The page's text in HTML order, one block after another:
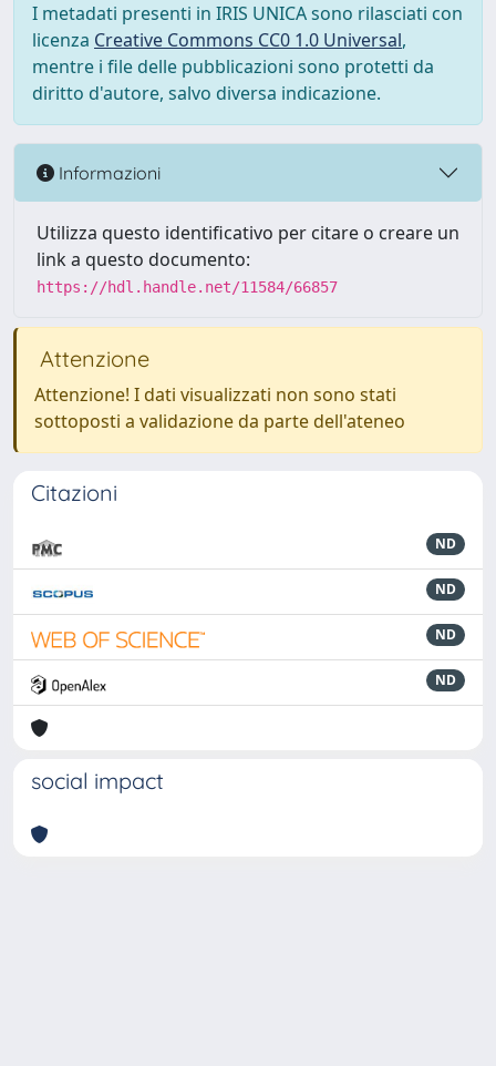
I metadati presenti in IRIS UNICA sono rilasciati con
licenza Creative Commons CC0 1.0 Universal,
mentre i file delle pubblicazioni sono protetti da
diritto d'autore, salvo diversa indicazione.
Informazioni
Utilizza questo identificativo per citare o creare un
link a questo documento:
https://hdl.handle.net/11584/66857
Attenzione
Attenzione! I dati visualizzati non sono stati
sottoposti a validazione da parte dell'ateneo
Citazioni
ND
ND
ND
ND
social impact